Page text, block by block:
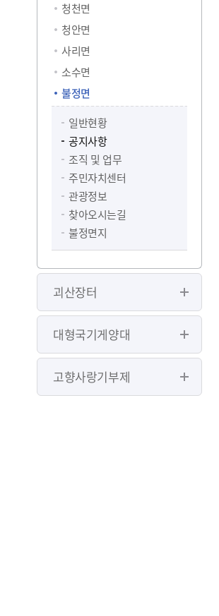
청천면
청안면
사리면
소수면
불정면
일반현황
공지사항
조직 및 업무
주민자치센터
관광정보
찾아오시는길
불정면지
괴산장터
대형국기게양대
고향사랑기부제